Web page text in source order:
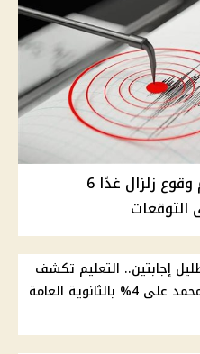
البحوث الفلكية تحسم مزاعم وقوع زلزال غدًا 6
إجابتين.. التعليم تكشف
العامة